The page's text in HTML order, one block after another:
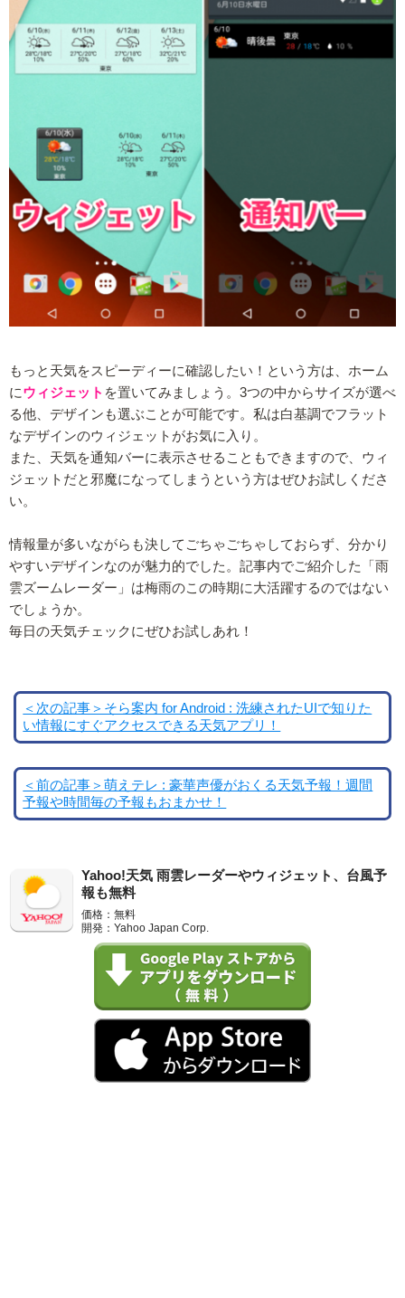
もっと天気をスピーディーに確認したい！という方は、ホーム
にウィジェット を置いてみましょう。3つの中からサイズが選べ
る他、デザインも選ぶことが可能です。私は白基調でフラット
なデザインのウィジェットがお気に入り。
また、天気を通知バーに表示させることもできますので、ウィ
ジェットだと邪魔になってしまうという方はぜひお試しくださ
い。
情報量が多いながらも決してごちゃごちゃしておらず、分かり
やすいデザインなのが魅力的でした。記事内でご紹介した「雨
雲ズームレーダー」は梅雨のこの時期に大活躍するのではない
でしょうか。
毎日の天気チェックにぜひお試しあれ！
＜次の記事＞そら案内 for Android : 洗練されたUIで知りた
い情報にすぐアクセスできる天気アプリ！
＜前の記事＞萌えテレ : 豪華声優がおくる天気予報！週間
予報や時間毎の予報もおまかせ！
Yahoo!天気 雨雲レーダーやウィジェット、台風予
報も無料
価格：無料
開発：Yahoo Japan Corp.